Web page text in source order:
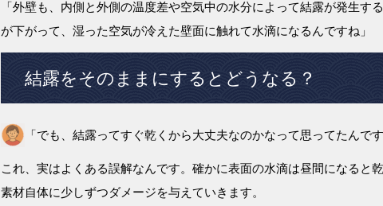
「外壁も、内側と外側の温度差や空気中の水分によって結露が発生
が下がって、湿った空気が冷えた壁面に触れて水滴になるんですね」
結露をそのままにするとどうなる？
「でも、結露ってすぐ乾くから大丈夫なのかなって思ってたんで
これ、実はよくある誤解なんです。確かに表面の水滴は昼間になると
素材自体に少しずつダメージを与えていきます。